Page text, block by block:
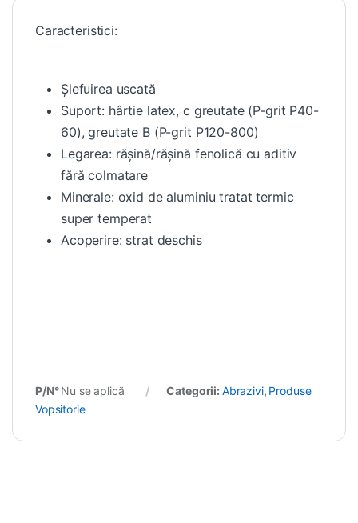
Caracteristici:
Șlefuirea uscată
Suport: hârtie latex, c greutate (P-grit P40-
60), greutate B (P-grit P120-800)
Legarea: rășină/rășină fenolică cu aditiv
fără colmatare
Minerale: oxid de aluminiu tratat termic
super temperat
Acoperire: strat deschis
P/N°Nu se aplică Categorii: Abrazivi, Produse
Vopsitorie